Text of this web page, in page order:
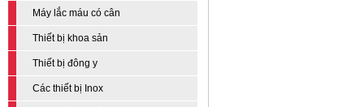
Máy lắc máu có cân
Thiết bị khoa sản
Thiết bị đông y
Các thiết bị Inox